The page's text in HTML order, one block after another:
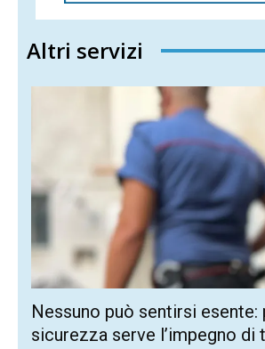
Altri servizi
Nessuno può sentirsi esente:
sicurezza serve l’impegno di